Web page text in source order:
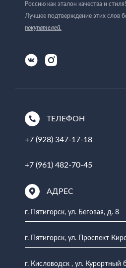
Россию как эталон качества и стиля!
Лучшее подтверждение этих слов
покупателей.
ТЕЛЕФОН
+7 (928) 347-17-18
+7 (961) 482-70-45
АДРЕС
г. Пятигорск, ул. Беговая, д. 8
г. Пятигорск, ул. Проспект
г. Кисловодск , ул. Курортный